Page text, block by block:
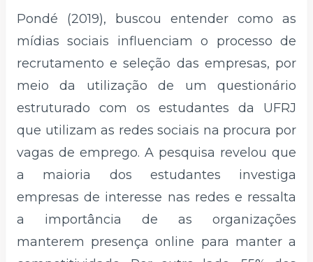
Pondé (2019), buscou entender como as
mídias sociais influenciam o processo de
recrutamento e seleção das empresas, por
meio da utilização de um questionário
estruturado com os estudantes da UFRJ
que utilizam as redes sociais na procura por
vagas de emprego. A pesquisa revelou que
a maioria dos estudantes investiga
empresas de interesse nas redes e ressalta
a importância de as organizações
manterem presença online para manter a